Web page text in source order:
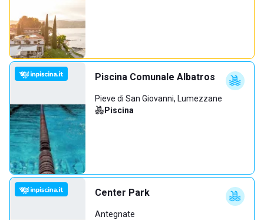
Piscina Comunale Albatros
Pieve di San Giovanni, Lumezzane
Piscina
Center Park
Antegnate